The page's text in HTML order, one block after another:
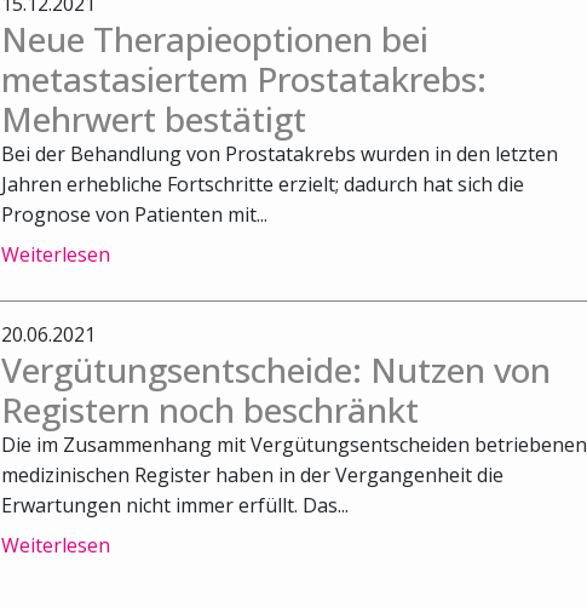
Neue Therapieoptionen bei
metastasiertem Prostatakrebs:
Mehrwert bestätigt
Bei der Behandlung von Prostatakrebs wurden in den letzten
Jahren erhebliche Fortschritte erzielt; dadurch hat sich die
Prognose von Patienten mit...
Weiterlesen
20.06.2021
Vergütungsentscheide: Nutzen von
Registern noch beschränkt
Die im Zusammenhang mit Vergütungsentscheiden betriebenen
medizinischen Register haben in der Vergangenheit die
Erwartungen nicht immer erfüllt. Das...
Weiterlesen